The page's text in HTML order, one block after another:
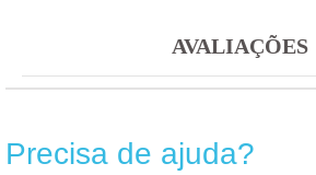
AVALIAÇÕES
Precisa de ajuda?